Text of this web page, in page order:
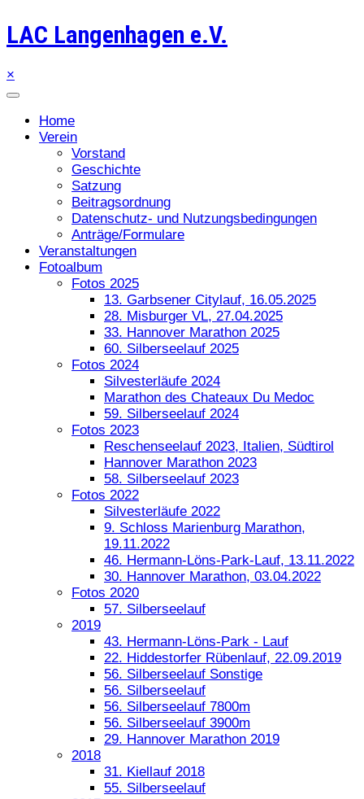
LAC Langenhagen e.V.
×
Home
Verein
Vorstand
Geschichte
Satzung
Beitragsordnung
Datenschutz- und Nutzungsbedingungen
Anträge/Formulare
Veranstaltungen
Fotoalbum
Fotos 2025
13. Garbsener Citylauf, 16.05.2025
28. Misburger VL, 27.04.2025
33. Hannover Marathon 2025
60. Silberseelauf 2025
Fotos 2024
Silvesterläufe 2024
Marathon des Chateaux Du Medoc
59. Silberseelauf 2024
Fotos 2023
Reschenseelauf 2023, Italien, Südtirol
Hannover Marathon 2023
58. Silberseelauf 2023
Fotos 2022
Silvesterläufe 2022
9. Schloss Marienburg Marathon,
19.11.2022
46. Hermann-Löns-Park-Lauf, 13.11.2022
30. Hannover Marathon, 03.04.2022
Fotos 2020
57. Silberseelauf
2019
43. Hermann-Löns-Park - Lauf
22. Hiddestorfer Rübenlauf, 22.09.2019
56. Silberseelauf Sonstige
56. Silberseelauf
56. Silberseelauf 7800m
56. Silberseelauf 3900m
29. Hannover Marathon 2019
2018
31. Kiellauf 2018
55. Silberseelauf